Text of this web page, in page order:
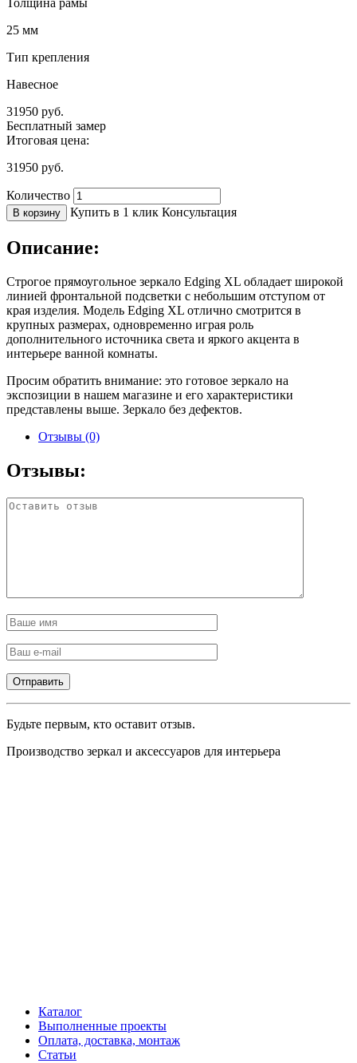
Толщина рамы
25 мм
Тип крепления
Навесное
31950 руб.
Бесплатный замер
Итоговая цена:
31950 руб.
Количество
В корзину Купить в 1 клик Консультация
Описание:
Строгое прямоугольное зеркало Edging XL обладает широкой
линией фронтальной подсветки с небольшим отступом от
края изделия. Модель Edging XL отлично смотрится в
крупных размерах, одновременно играя роль
дополнительного источника света и яркого акцента в
интерьере ванной комнаты.
Просим обратить внимание: это готовое зеркало на
экспозиции в нашем магазине и его характеристики
представлены выше. Зеркало без дефектов.
Отзывы (0)
Отзывы:
Будьте первым, кто оставит отзыв.
Производство зеркал и аксессуаров для интерьера
Каталог
Выполненные проекты
Оплата, доставка, монтаж
Статьи